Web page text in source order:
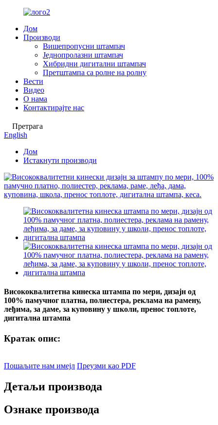
Дом
Производи
Вишепропусни штампач
Једнопролазни штампач
Хибридни дигитални штампач
Претштампа са ролне на ролну
Вести
Видео
О нама
Контактирајте нас
Претрага
English
Дом
Истакнути производи
Висококвалитетна кинеска штампа по мери, дизајн од
100% памучног платна, полиестера, реклама на рамену,
леђима, за даме, за куповину у школи, пренос топлоте,
дигитална штампа
Кратак опис:
Пошаљите нам имејл Преузми као PDF
Детаљи производа
Ознаке производа